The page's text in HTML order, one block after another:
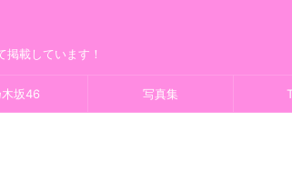
載しています！
木坂46 写真集